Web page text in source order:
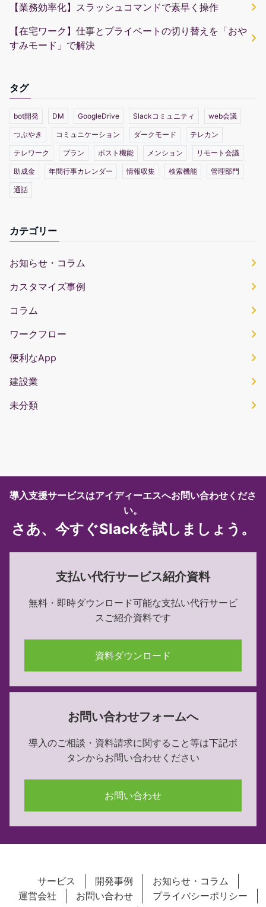
【業務効率化】スラッシュコマンドで素早く操作
【在宅ワーク】仕事とプライベートの切り替えを「おや
すみモード」で解決
タグ
bot開発 DM GoogleDrive Slackコミュニティ web会議
つぶやき コミュニケーション ダークモード テレカン
テレワーク プラン ポスト機能 メンション リモート会議
助成金 年間行事カレンダー 情報収集 検索機能 管理部門
通話
カテゴリー
お知らせ・コラム
カスタマイズ事例
コラム
ワークフロー
便利なApp
建設業
未分類
導入支援サービスはアイディーエスへお問い合わせくださ
い。
さあ、今すぐSlackを試しましょう。
支払い代行サービス紹介資料
無料・即時ダウンロード可能な支払い代行サービ
スご紹介資料です
資料ダウンロード
お問い合わせフォームへ
導入のご相談・資料請求に関すること等は下記ボ
タンからお問い合わせください
お問い合わせ
サービス 開発事例
お知らせ・コラム
運営会社
お問い合わせ
プライバシーポリシー